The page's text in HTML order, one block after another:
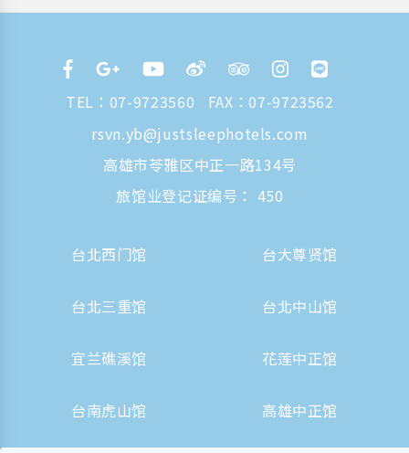
TEL： 07-9723560
FAX：07-9723562
rsvn.yb@justsleephotels.com
高雄市苓雅区中正一路134号
旅馆业登记证编号： 450
台北西门馆 台大尊贤馆
台北三重馆 台北中山馆
宜兰礁溪馆 花莲中正馆
台南虎山馆 高雄中正馆